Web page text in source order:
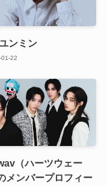
ンミン
22
（ハーツウェー
メンバープロフィー